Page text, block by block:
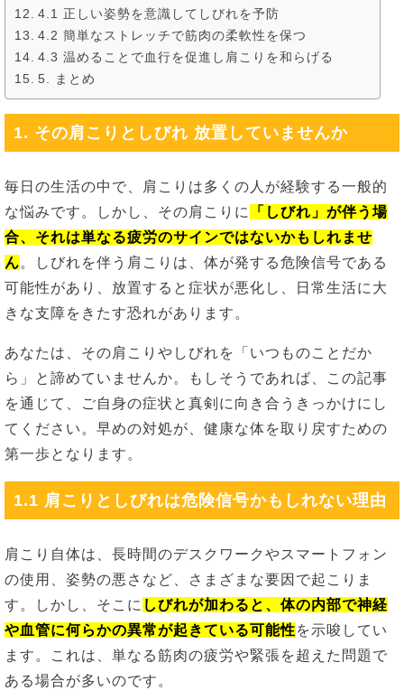
4.1 正しい姿勢を意識してしびれを予防
4.2 簡単なストレッチで筋肉の柔軟性を保つ
4.3 温めることで血行を促進し肩こりを和らげる
5. まとめ
1. その肩こりとしびれ 放置していませんか
毎日の生活の中で、肩こりは多くの人が経験する一般的
な悩みです。しかし、その肩こりに
「しびれ」が伴う場
合、それは単なる疲労のサインではないかもしれませ
ん。しびれを伴う肩こりは、体が発する危険信号である
可能性があり、放置すると症状が悪化し、日常生活に大
きな支障をきたす恐れがあります。
あなたは、その肩こりやしびれを「いつものことだか
ら」と諦めていませんか。もしそうであれば、この記事
を通じて、ご自身の症状と真剣に向き合うきっかけにし
てください。早めの対処が、健康な体を取り戻すための
第一歩となります。
1.1 肩こりとしびれは危険信号かもしれない理由
肩こり自体は、長時間のデスクワークやスマートフォン
の使用、姿勢の悪さなど、さまざまな要因で起こりま
す。しかし、そこに しびれが加わると、体の内部で神経
や血管に何らかの異常が起きている可能性を示唆してい
ます。これは、単なる筋肉の疲労や緊張を超えた問題で
ある場合が多いのです。